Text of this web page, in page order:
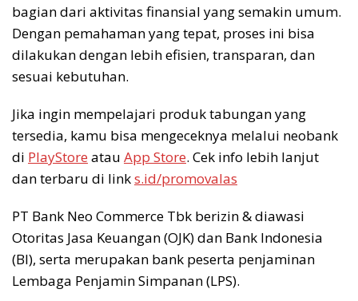
bagian dari aktivitas finansial yang semakin umum.
Dengan pemahaman yang tepat, proses ini bisa
dilakukan dengan lebih efisien, transparan, dan
sesuai kebutuhan.
Jika ingin mempelajari produk tabungan yang
tersedia, kamu bisa mengeceknya melalui neobank
di PlayStore atau App Store. Cek info lebih lanjut
dan terbaru di links.id/promovalas
PT Bank Neo Commerce Tbk berizin & diawasi
Otoritas Jasa Keuangan (OJK) dan Bank Indonesia
(BI), serta merupakan bank peserta penjaminan
Lembaga Penjamin Simpanan (LPS).⁣